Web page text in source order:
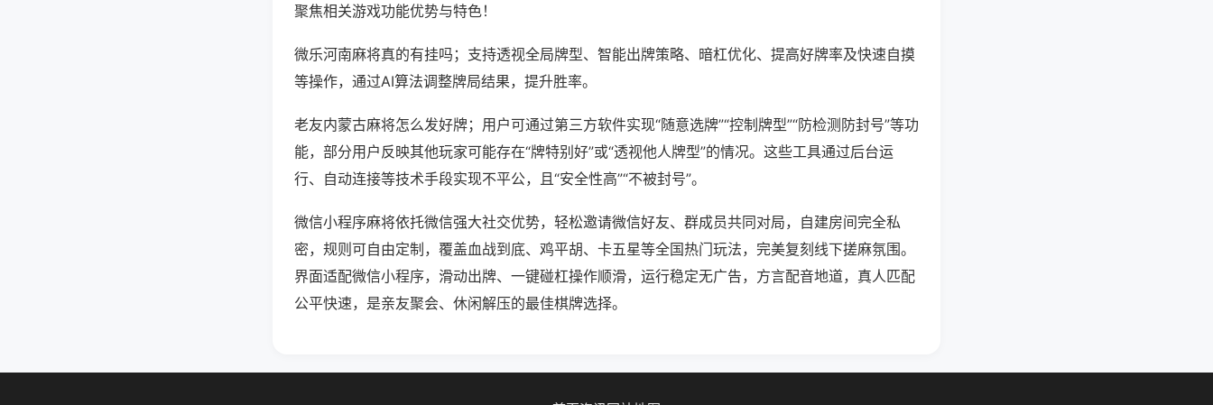
聚焦相关游戏功能优势与特色！
微乐河南麻将真的有挂吗；支持透视全局牌型、智能出牌策略、暗杠优化、提高好牌率及快速自摸
等操作，通过AI算法调整牌局结果，提升胜率。
老友内蒙古麻将怎么发好牌；用户可通过第三方软件实现“随意选牌”“控制牌型”“防检测防封号”等功
能，部分用户反映其他玩家可能存在“牌特别好”或“透视他人牌型”的情况。这些工具通过后台运
行、自动连接等技术手段实现不平公，且“安全性高”“不被封号”。
微信小程序麻将依托微信强大社交优势，轻松邀请微信好友、群成员共同对局，自建房间完全私
密，规则可自由定制，覆盖血战到底、鸡平胡、卡五星等全国热门玩法，完美复刻线下搓麻氛围。
界面适配微信小程序，滑动出牌、一键碰杠操作顺滑，运行稳定无广告，方言配音地道，真人匹配
公平快速，是亲友聚会、休闲解压的最佳棋牌选择。